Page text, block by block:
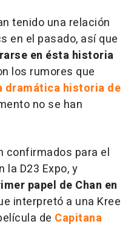
tenido una relación
en el pasado, así que
en ésta historia
los rumores que
dramática historia de
no se han
confirmados para el
la D23 Expo, y
papel de Chan en
interpretó a una Kree
de Capitana